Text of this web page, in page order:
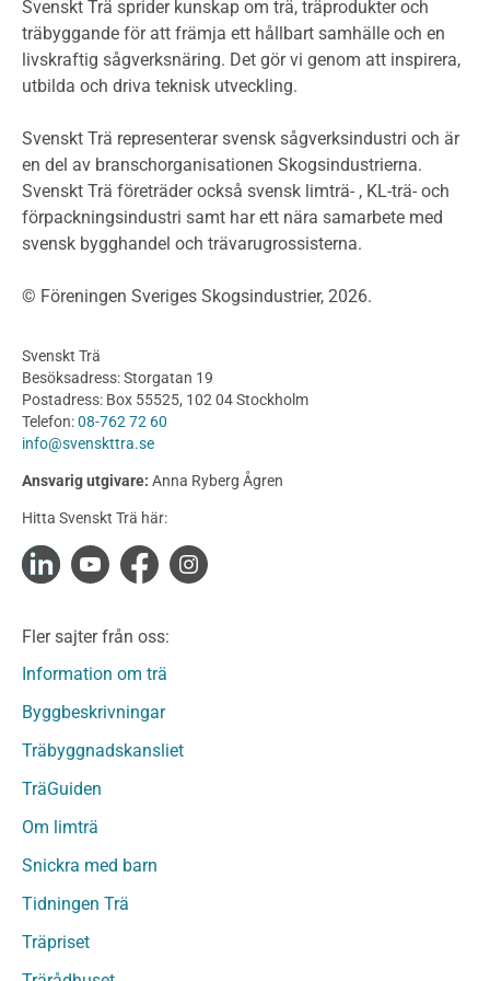
Termer och förkortningar
Planering
Klimatkalkylator hallar
Projektering av trähus - generellt
Byggsystem
Fasadsystem i skivmaterial
Bullerskärmar och andra utomhuskonstruktioner
Byggnation och utförande
Utförande
Produkter
Konstruktionsvirke
Konstruktionsvirke Behandlat
Konstruktionsvirke Fingerskarvat
Konstruktionsvirke Fingerskarvat Obehandlat
Limträ
Fanerträ
Fanerträ Obehandlat
Träpanel och Utvändig beklädnad Behandlat
Träpanel och utvändig beklädnad Obehandlat
Trägolv
Sågat virke
Sågat virke Behandlat
Övriga träprodukter
Svenskt Trä sprider kunskap om trä, träprodukter och
träbyggande för att främja ett hållbart samhälle och en
livskraftig sågverksnäring. Det gör vi genom att inspirera,
utbilda och driva teknisk utveckling.
Svenskt Trä representerar svensk sågverksindustri och är
en del av branschorganisationen Skogsindustrierna.
Svenskt Trä företräder också svensk limträ- , KL-trä- och
förpackningsindustri samt har ett nära samarbete med
svensk bygghandel och trävarugrossisterna.
© Föreningen Sveriges Skogsindustrier, 2026.
Svenskt Trä
Besöksadress: Storgatan 19
Postadress: Box 55525, 102 04 Stockholm
Telefon:08-762 72 60
info@svenskttra.se
Ansvarig utgivare: Anna Ryberg Ågren
Hitta Svenskt Trä här:
Fler sajter från oss:
Information om trä
Byggbeskrivningar
Träbyggnadskansliet
TräGuiden
Om limträ
Snickra med barn
Tidningen Trä
Träpriset